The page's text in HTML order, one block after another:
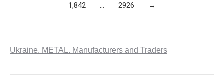
1,842
… 2926 →
Ukraine. METAL. Manufacturers and Traders